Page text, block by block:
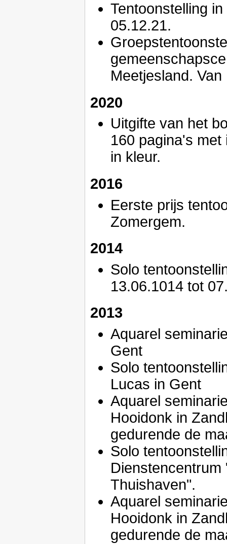
Tentoonstelling
05.12.21.
Meetjesland. Van
2020
Uitgifte van het
160 pagina's
in kleur.
2016
Eerste prijs
Zomergem.
2014
Solo
13.06.1014 tot
2013
Aquarel
Gent
Solo
Lucas in Gent
Aquarel
Hooidonk in
gedurende de
Solo
Dienstencentrum
Thuishaven".
Aquarel
Hooidonk in
gedurende de